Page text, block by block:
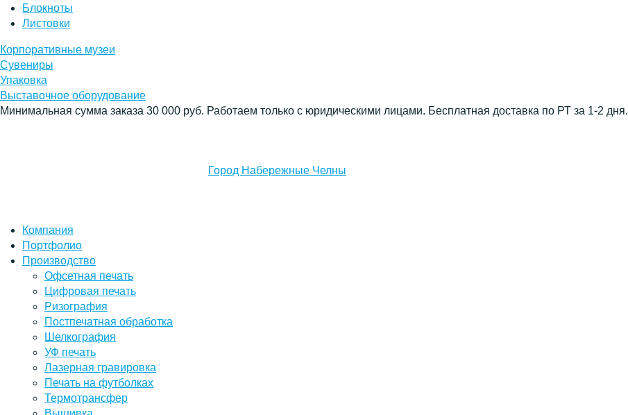
Блокноты
Листовки
Корпоративные музеи
Сувениры
Упаковка
Выставочное оборудование
Минимальная сумма заказа 30 000 руб. Работаем только с юридическими лицами. Бесплатная доставка по РТ за 1-2 дня.
Город Набережные Челны
Компания
Портфолио
Производство
Офсетная печать
Цифровая печать
Ризография
Постпечатная обработка
Шелкография
УФ печать
Лазерная гравировка
Печать на футболках
Термотрансфер